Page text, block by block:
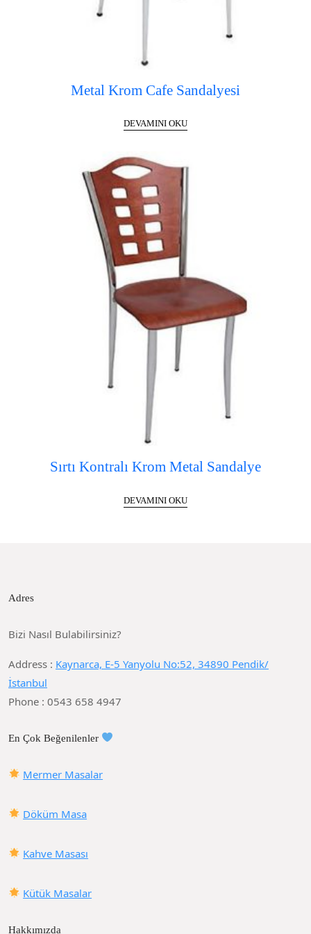
Metal Krom Cafe Sandalyesi
DEVAMINI OKU
Sırtı Kontralı Krom Metal Sandalye
DEVAMINI OKU
Adres
Bizi Nasıl Bulabilirsiniz?
Address : Kaynarca, E-5 Yanyolu No:52, 34890 Pendik/
İstanbul
Phone : 0543 658 4947
En Çok Beğenilenler
Mermer Masalar
Döküm Masa
Kahve Masası
Kütük Masalar
Hakkımızda